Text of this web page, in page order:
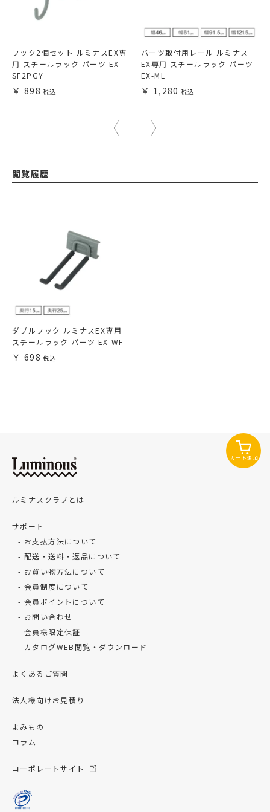
フック2個セット ルミナスEX専
用 スチールラック パーツ EX-
SF2PGY
898
パーツ取付用レール ルミナス
EX専用 スチールラック パーツ
EX-ML
1,280
閲覧履歴
ダブルフック ルミナスEX専用
スチールラック パーツ EX-WF
698
カート追加
ルミナスクラブとは
サポート
お支払方法について
配送・送料・返品について
お買い物方法について
会員制度について
会員ポイントについて
お問い合わせ
会員様限定保証
カタログWEB閲覧・ダウンロード
よくあるご質問
法人様向けお見積り
よみもの
コラム
コーポレートサイト